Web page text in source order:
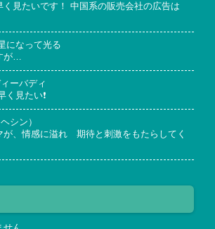
く見たいです！ 中国系の販売会社の広告は
になって光る
が…
ーバディ
見たい❗
シン）
が、情感に溢れ 期待と刺激をもたらしてく